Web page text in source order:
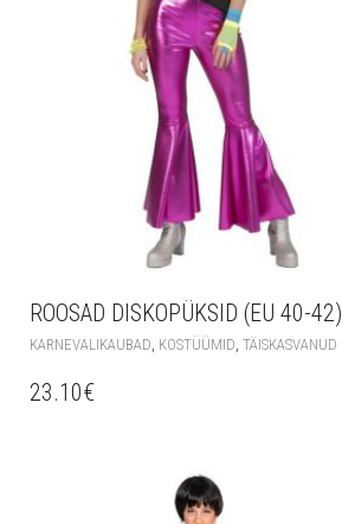
ROOSAD DISKOPÜKSID (EU 40-42)
KARNEVALIKAUBAD, KOSTÜÜMID, TÄISKASVANUD
23.10€